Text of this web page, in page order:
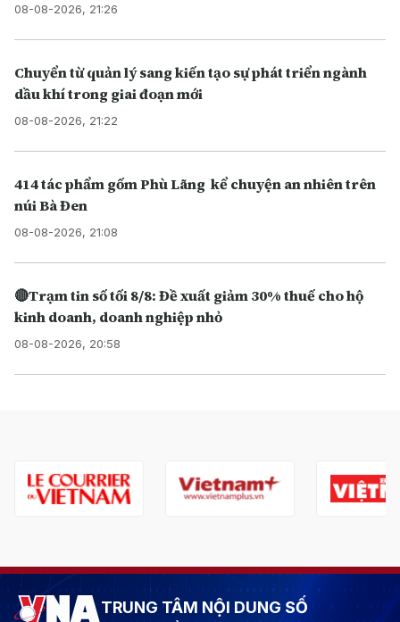
08-08-2026, 21:26
Chuyển từ quản lý sang kiến tạo sự phát triển ngành
dầu khí trong giai đoạn mới
08-08-2026, 21:22
414 tác phẩm gốm Phù Lãng kể chuyện an nhiên trên
núi Bà Đen
08-08-2026, 21:08
🔴Trạm tin số tối 8/8: Đề xuất giảm 30% thuế cho hộ
kinh doanh, doanh nghiệp nhỏ
08-08-2026, 20:58
TRUNG TÂM NỘI DUNG SỐ